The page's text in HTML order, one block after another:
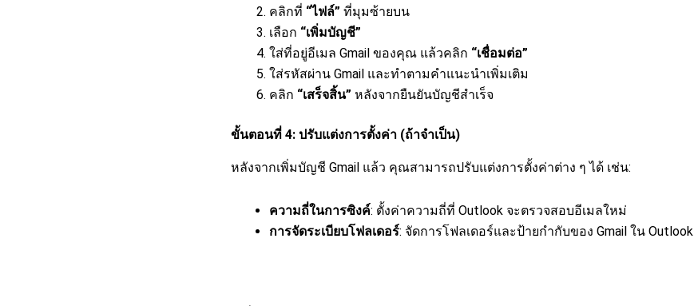
คลิกที่ “ไฟล์” ที่มุมซ้ายบน
เลือก “เพิ่มบัญชี”
ใส่ที่อยู่อีเมล Gmail ของคุณ แล้วคลิก “เชื่อมต่อ”
ใส่รหัสผ่าน Gmail และทำตามคำแนะนำเพิ่มเติม
คลิก “เสร็จสิ้น” หลังจากยืนยันบัญชีสำเร็จ
ขั้นตอนที่ 4: ปรับแต่งการตั้งค่า (ถ้าจำเป็น)
หลังจากเพิ่มบัญชี Gmail แล้ว คุณสามารถปรับแต่งการตั้งค่าต่าง ๆ ได้ เช่น:
ความถี่ในการซิงค์: ตั้งค่าความถี่ที่ Outlook จะตรวจสอบอีเมลใหม่
การจัดระเบียบโฟลเดอร์: จัดการโฟลเดอร์และป้ายกำกับของ Gmail ใน Outlook